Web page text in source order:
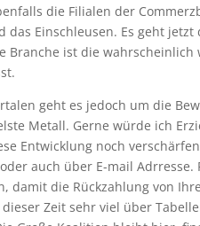
die Filialen der
das Einschleusen. Es geht
Branche ist die
geht es jedoch um die
Metall. Gerne würde ich
Entwicklung noch
auch über E-mail
damit die Rückzahlung von
Zeit sehr viel über